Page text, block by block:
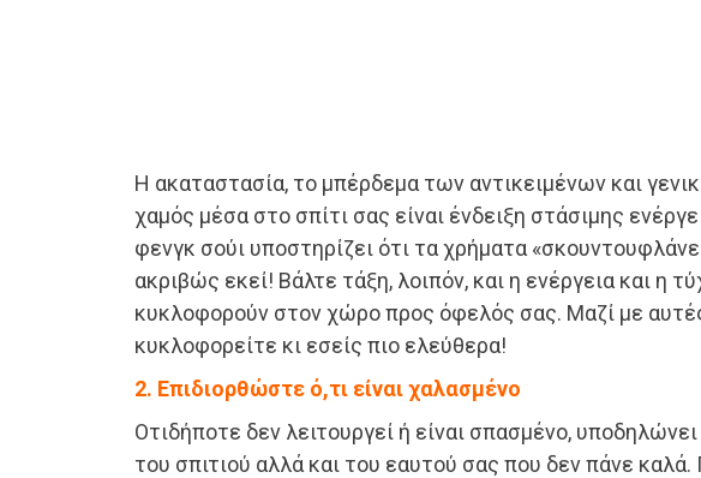
Η ακαταστασία, το μπέρδεμα των αντικειμένων και
χαμός μέσα στο σπίτι σας είναι ένδειξη στάσιμης
φενγκ σούι υποστηρίζει ότι τα χρήματα
ακριβώς εκεί! Βάλτε τάξη, λοιπόν, και η ενέργεια και η
κυκλοφορούν στον χώρο προς όφελός σας. Μαζί με
κυκλοφορείτε κι εσείς πιο ελεύθερα!
2. Επιδιορθώστε ό,τι είναι χαλασμένο
Οτιδήποτε δεν λειτουργεί ή είναι σπασμένο, υποδηλώνει
του σπιτιού αλλά και του εαυτού σας που δεν πάνε καλά.